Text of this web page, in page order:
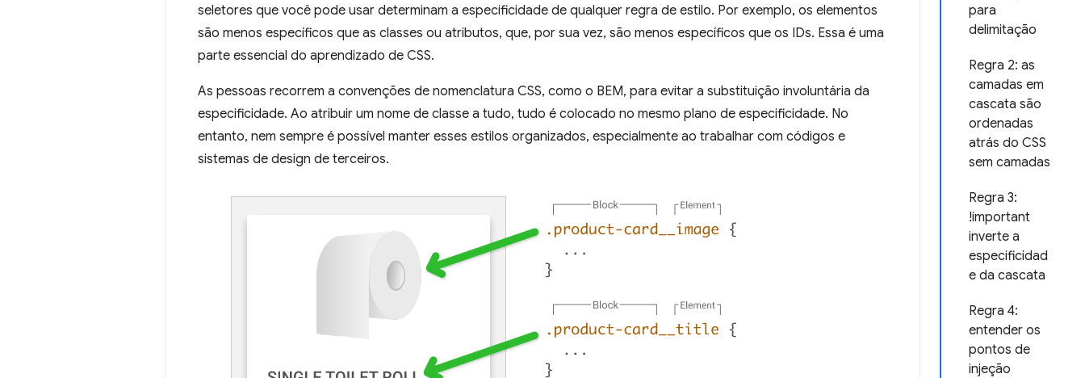
para
delimitação
Regra 2: as
camadas em
cascata são
ordenadas
atrás do CSS
sem camadas
Regra 3:
!important
inverte a
especificidad
e da cascata
Regra 4:
entender os
pontos de
injeção
seletores que você pode usar determinam a especificidade de qualquer regra de estilo. Por exemplo, os elementos
são menos específicos que as classes ou atributos, que, por sua vez, são menos específicos que os IDs. Essa é uma
parte essencial do aprendizado de CSS.
As pessoas recorrem a convenções de nomenclatura CSS, como o BEM, para evitar a substituição involuntária da
especificidade. Ao atribuir um nome de classe a tudo, tudo é colocado no mesmo plano de especificidade. No
entanto, nem sempre é possível manter esses estilos organizados, especialmente ao trabalhar com códigos e
sistemas de design de terceiros.